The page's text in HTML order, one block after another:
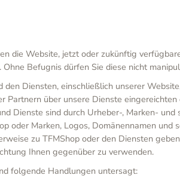
die Website, jetzt oder zukünftig
Befugnis dürfen Sie diese nicht
Diensten, einschließlich unserer
über unsere Dienste
Dienste sind durch Urheber-, Marken-
oder Marken, Logos, Domänennamen
zu TFMShop oder den Diensten
Ihnen gegenüber zu verwenden.
folgende Handlungen untersagt: